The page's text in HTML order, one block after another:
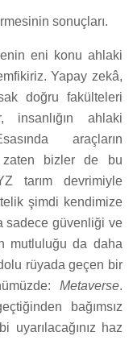
sonuçları.
eni konu ahlaki
Yapay zekâ,
doğru fakülteleri
insanlığın ahlaki
araçların
zaten bizler de bu
tarım devrimiyle
şimdi kendimize
sadece güvenliği ve
mutluluğu da daha
rüyada geçen bir
Metaverse.
bağımsız
haz